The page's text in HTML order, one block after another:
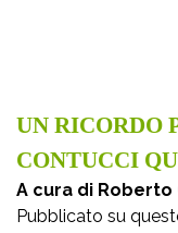
UN RICORDO
CONTUCCI
A cura di Roberto
Pubblicato su